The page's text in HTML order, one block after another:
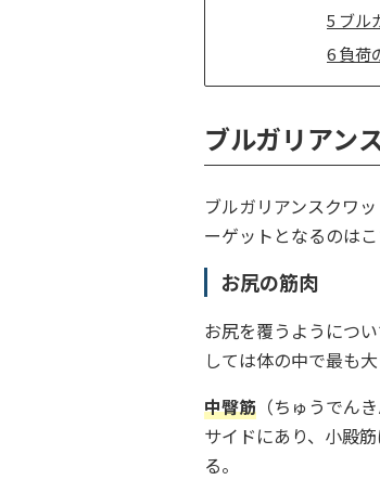
5 ブル
6負荷
ブルガリアン
ブルガリアンスクワ
ーゲットとなるのはこ
お尻の筋肉
お尻を覆うようにつ
しては体の中で最も大
中臀筋 （ちゅうでん
サイドにあり、小殿
る。